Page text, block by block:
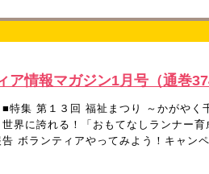
ア情報マガジン1月号（通巻
■特集 第１３回 福祉まつり ～かがや
界に誇れる！「おもてなしランナー
ボランティアやってみよう！キャン